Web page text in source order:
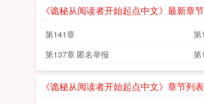
《诡秘从阅读者开始起点中文》最新章节
第141章 第
第137章 匿名举报
第
《诡秘从阅读者开始起点中文》章节列表